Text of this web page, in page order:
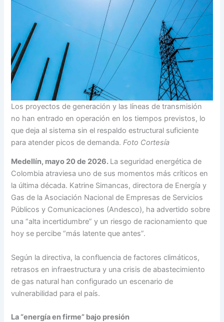
Los proyectos de generación y las líneas de transmisión
no han entrado en operación en los tiempos previstos, lo
que deja al sistema sin el respaldo estructural suficiente
para atender picos de demanda.Foto Cortesía
Medellín, mayo 20 de 2026. La seguridad energética de
Colombia atraviesa uno de sus momentos más críticos en
la última década. Katrine Simancas, directora de Energía y
Gas de la Asociación Nacional de Empresas de Servicios
Públicos y Comunicaciones (Andesco), ha advertido sobre
una “alta incertidumbre” y un riesgo de racionamiento que
hoy se percibe “más latente que antes”.
Según la directiva, la confluencia de factores climáticos,
retrasos en infraestructura y una crisis de abastecimiento
de gas natural han configurado un escenario de
vulnerabilidad para el país.
La “energía en firme” bajo presión